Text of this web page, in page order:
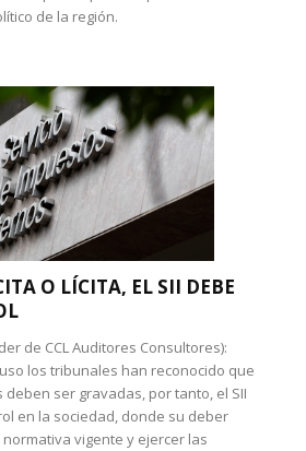
de la región.
O LÍCITA, EL SII DEBE
de CCL Auditores Consultores):
los tribunales han reconocido que
deben ser gravadas, por tanto, el SII
en la sociedad, donde su deber
vigente y ejercer las